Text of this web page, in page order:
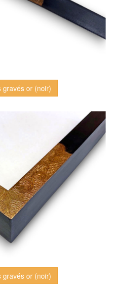
gravés or (noir)
gravés or (noir)